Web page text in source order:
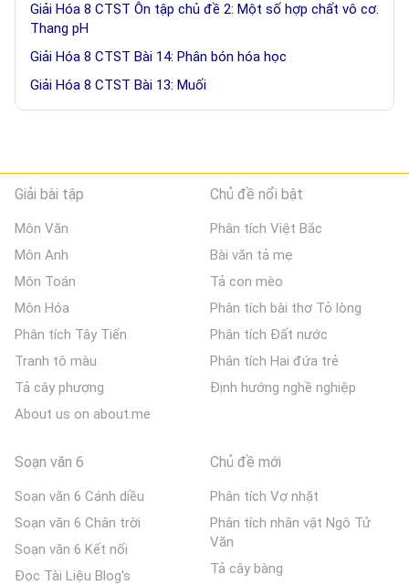
Giải Hóa 8 CTST Ôn tập chủ đề 2: Một số hợp chất vô cơ.
Thang pH
Giải Hóa 8 CTST Bài 14: Phân bón hóa học
Giải Hóa 8 CTST Bài 13: Muối
Giải bài tập
Môn Văn
Môn Anh
Môn Toán
Môn Hóa
Phân tích Tây Tiến
Tranh tô màu
Tả cây phượng
About us on about.me
Chủ đề nổi bật
Phân tích Việt Bắc
Bài văn tả mẹ
Tả con mèo
Phân tích bài thơ Tỏ lòng
Phân tích Đất nước
Phân tích Hai đứa trẻ
Định hướng nghề nghiệp
Soạn văn 6
Soạn văn 6 Cánh diều
Soạn văn 6 Chân trời
Soạn văn 6 Kết nối
Đọc Tài Liệu Blog's
Chủ đề mới
Phân tích Vợ nhặt
Phân tích nhân vật Ngô Tử
Văn
Tả cây bàng